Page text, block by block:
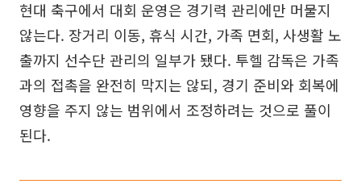
현대 축구에서 대회 운영은 경기력 관리에만 머물지
않는다. 장거리 이동, 휴식 시간, 가족 면회, 사생활 노
출까지 선수단 관리의 일부가 됐다. 투헬 감독은 가족
과의 접촉을 완전히 막지는 않되, 경기 준비와 회복에
영향을 주지 않는 범위에서 조정하려는 것으로 풀이
된다.